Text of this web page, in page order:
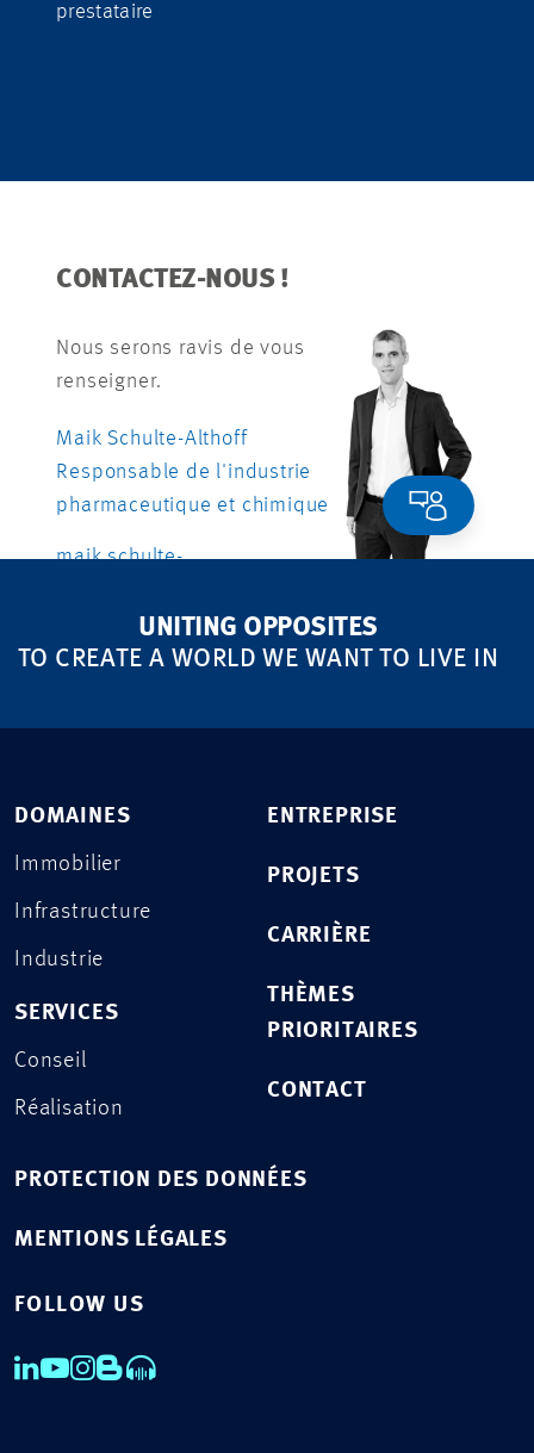
prestataire
CONTACTEZ-NOUS !
Nous serons ravis de vous
renseigner.
Maik Schulte-Althoff
Responsable de l'industrie
pharmaceutique et chimique
maik.schulte-
+41 76 376 10 30
UNITING OPPOSITES
TO CREATE A WORLD WE WANT TO LIVE IN
DOMAINES
Immobilier
Infrastructure
Industrie
SERVICES
Conseil
Réalisation
ENTREPRISE
PROJETS
CARRIÈRE
THÈMES
PRIORITAIRES
CONTACT
PROTECTION DES DONNÉES
MENTIONS LÉGALES
FOLLOW US